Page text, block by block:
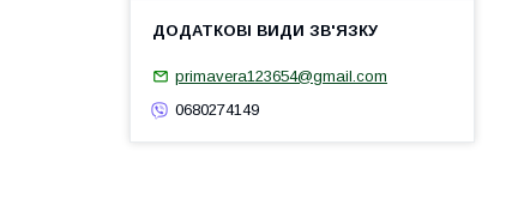
primavera123654@gmail.com
0680274149